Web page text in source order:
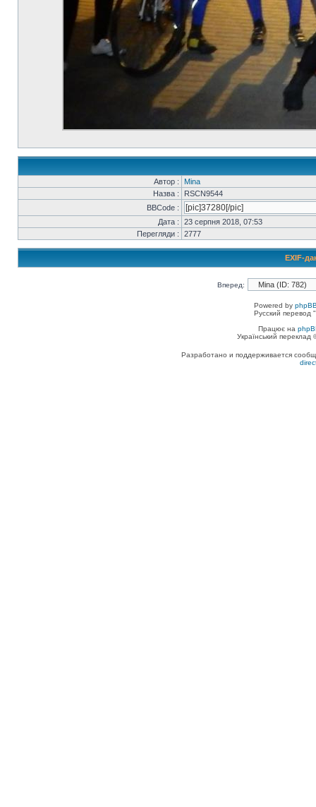
Автор :
Mina
Назва :
RSCN9544
BBCode :
Дата :
23 серпня 2018, 07:53
Перегляди :
2777
EXIF-
Вперед:
Powered by
Русский перевод
Працює на
Український
Разработано и поддерживается